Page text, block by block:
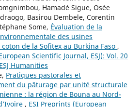
Hamadé Sigue, Osée
Basirou Dembele, Corentin
Some, Évaluation de la
des usines
de la Sofitex au Burkina Faso ,
Scientific Journal, ESJ): Vol. 20
Humanities
Pratiques pastorales et
du pâturage par unité structurale
: la région de Bouna au Nord-
, ESI Preprints (European